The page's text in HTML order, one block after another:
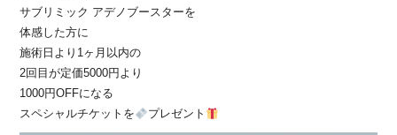
サブリミック アデノブースターを
体感した方に
施術日より1ヶ月以内の
2回目が定価5000円より
1000円OFFになる
スペシャルチケットを
プレゼント